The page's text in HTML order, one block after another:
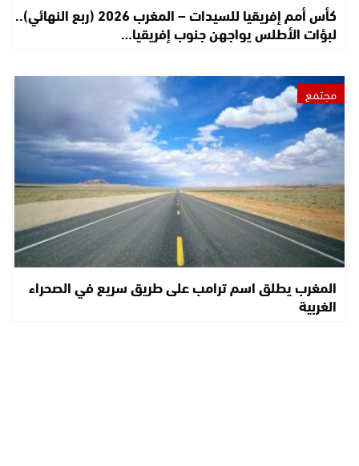
كأس أمم إفريقيا للسيدات – المغرب 2026 (ربع النهائي)..
لبؤات الأطلس يواجهن جنوب إفريقيا…
مجتمع
المغرب يطلق اسم ترامب على طريق سريع في الصحراء
الغربية